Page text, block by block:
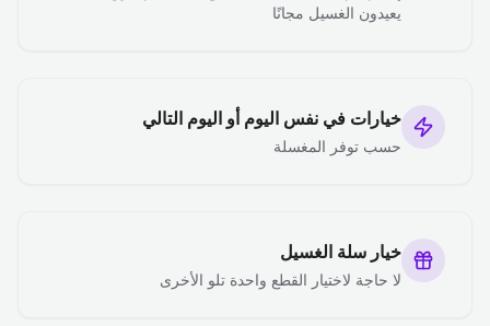
يعيدون الغسيل مجانًا
خيارات في نفس اليوم أو اليوم التالي
حسب توفر المغسلة
خيار سلة الغسيل
لا حاجة لاختيار القطع واحدة تلو الأخرى